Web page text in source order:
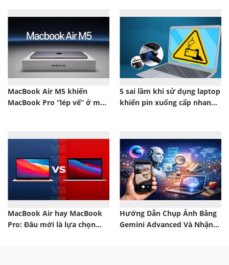
MacBook Air M5 khiến
MacBook Pro “lép vế” ở một
5 sai lầm khi sử dụng laptop
khiến pin xuống cấp nhanh
MacBook Air hay MacBook
Pro: Đâu mới là lựa chọn
Hướng Dẫn Chụp Ảnh Bằng
Gemini Advanced Và Nhận